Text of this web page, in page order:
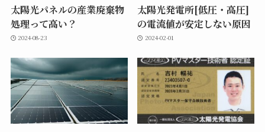
太陽光パネルの産業廃棄物
処理って高い？
2024-08-23
太陽光発電所[低圧・高圧]
の電流値が安定しない原因
2024-02-01